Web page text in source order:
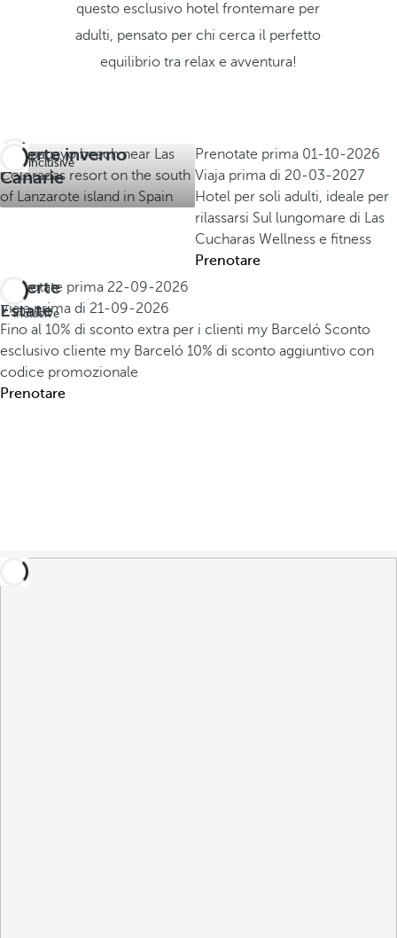
questo esclusivo hotel frontemare per
adulti, pensato per chi cerca il perfetto
equilibrio tra relax e avventura!
Offerte inverno
Canarie
All inclusive
Prenotate prima 01-10-2026
Viaja prima di 20-03-2027
Hotel per soli adulti, ideale per
rilassarsi Sul lungomare di Las
Cucharas Wellness e fitness
Prenotare
Offerte
Estate
All
inclusive
Prenotate prima 22-09-2026
Viaja prima di 21-09-2026
Fino al 10% di sconto extra per i clienti my Barceló Sconto
esclusivo cliente my Barceló 10% di sconto aggiuntivo con
codice promozionale
Prenotare